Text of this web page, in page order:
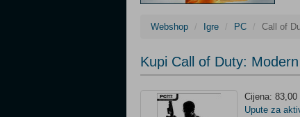
Webshop Igre PC Call of
Kupi Call of Duty:
Cijena: 83,00
Upute za